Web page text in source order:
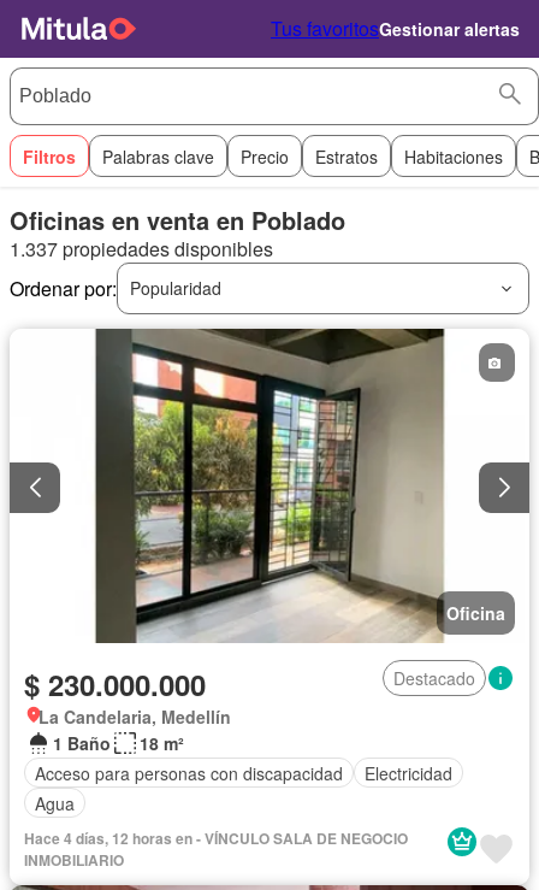
Tus favoritosGestionar alertas
Filtros Palabras clave Precio Estratos Habitaciones
Oficinas en venta en Poblado
1.337 propiedades disponibles
Ordenar por:
Popularidad
Oficina
$ 230.000.000
Destacado
La Candelaria, Medellín
1 Baño
18 m²
Acceso para personas con discapacidad
Electricidad
Agua
Hace 4 días, 12 horas en - VÍNCULO SALA DE NEGOCIO
INMOBILIARIO